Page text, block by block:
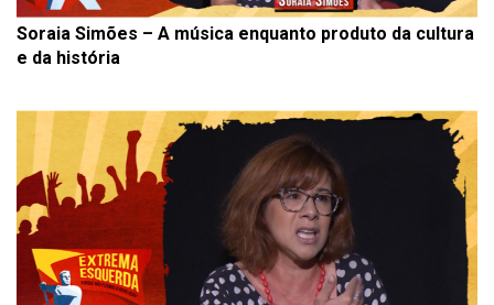
Soraia Simões – A música enquanto produto da cultura
e da história